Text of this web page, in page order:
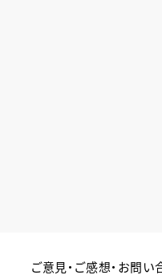
ご意見・ご感想・お問い